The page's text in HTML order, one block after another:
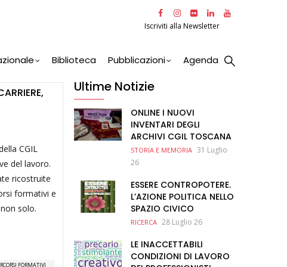
Iscriviti alla Newsletter
Biblioteca Pubblicazioni Agenda
CGIL
del lavoro.
ricostruite
formativi e
solo.
FORMATIVI
Ultime Notizie
ONLINE I NUOVI
INVENTARI DEGLI
ARCHIVI CGIL TOSCANA
STORIA E MEMORIA 31 Luglio
26
ESSERE CONTROPOTERE.
L’AZIONE POLITICA NELLO
SPAZIO CIVICO
RICERCA 28 Luglio 26
LE INACCETTABILI
CONDIZIONI DI LAVORO